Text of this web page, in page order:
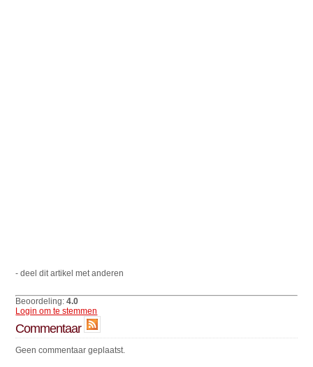
- deel dit artikel met anderen
Beoordeling:4.0
Login om te stemmen
Commentaar
Geen commentaar geplaatst.